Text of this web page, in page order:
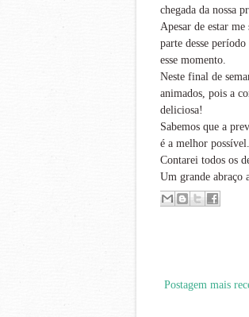
chegada da nossa
Apesar de estar
parte desse
esse momento.
Neste final de
animados, pois a
deliciosa!
Sabemos que a
é a melhor
Contarei todos os
Um grande abraço
Postagem mais